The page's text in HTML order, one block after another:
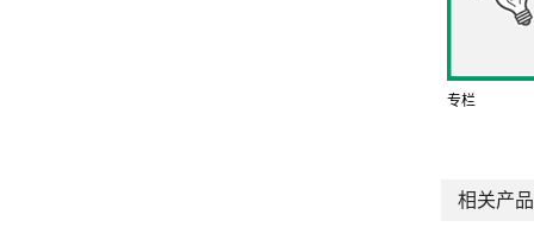
专栏
相关产品